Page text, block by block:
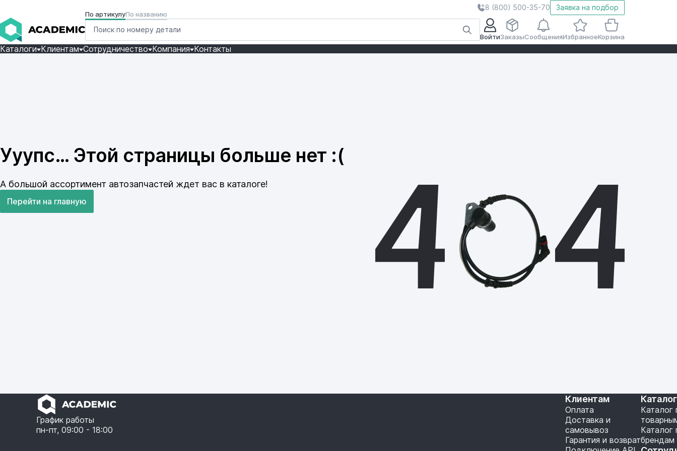
8 (800) 500-35-70 Заявка на подбор
По артикулуПо названию
ВойтиЗаказыСообщенияИзбранноеКорзина
Каталоги Клиентам Сотрудничество Компания Контакты
Ууупс… Этой страницы больше нет :(
А большой ассортимент автозапчастей ждет вас в каталоге!
Перейти на главную
График работы
пн-пт, 09:00 - 18:00
Клиентам
Оплата
Доставка и
самовывоз
Гарантия и возврат
Каталог
Каталог
брендам